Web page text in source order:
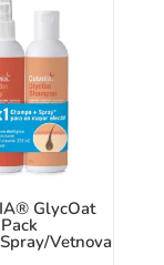
GlycOat
Pack
Vetnova